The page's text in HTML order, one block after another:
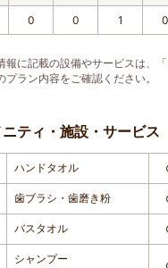
0 0 1 0
報に記載の設備やサービスは、
プラン内容をご確認ください。
ティ・施設・サービス
ハンドタオル
歯ブラシ・歯磨き粉
バスタオル
シャンプー